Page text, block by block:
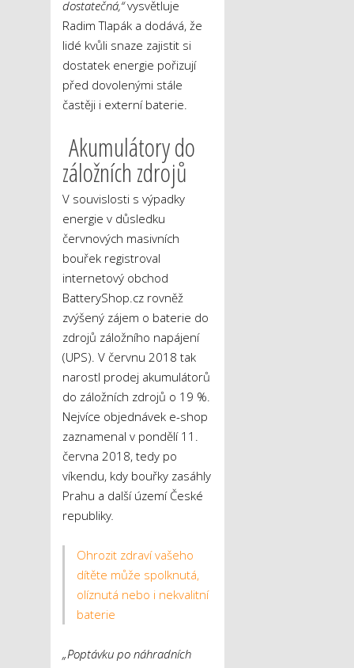
dostatečná,“vysvětluje
Radim Tlapák a dodává, že
lidé kvůli snaze zajistit si
dostatek energie pořizují
před dovolenými stále
častěji i externí baterie.
Akumulátory do
záložních zdrojů
V souvislosti s výpadky
energie v důsledku
červnových masivních
bouřek registroval
internetový obchod
BatteryShop.cz rovněž
zvýšený zájem o baterie do
zdrojů záložního napájení
(UPS). V červnu 2018 tak
narostl prodej akumulátorů
do záložních zdrojů o 19 %.
Nejvíce objednávek e-shop
zaznamenal v pondělí 11.
června 2018, tedy po
víkendu, kdy bouřky zasáhly
Prahu a další území České
republiky
Ohrozit zdraví vašeho
dítěte může spolknutá,
olíznutá nebo i nekvalitní
baterie
„Poptávku po náhradních